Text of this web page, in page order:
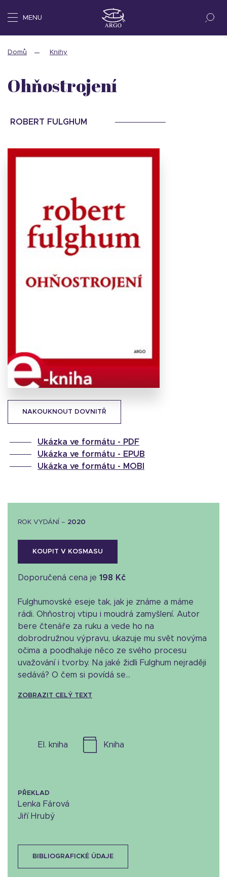
MENU
Domů Knihy
NAKOUKNOUT DOVNITŘ
Ukázka ve formátu - PDF
Ukázka ve formátu - EPUB
Ukázka ve formátu - MOBI
Ohňostrojení
ROBERT FULGHUM
ROK VYDÁNÍ – 2020
KOUPIT V KOSMASU
Doporučená cena je 198 Kč
Fulghumovské eseje tak, jak je známe a máme
rádi. Ohňostroj vtipu i moudrá zamyšlení. Autor
bere čtenáře za ruku a vede ho na
dobrodružnou výpravu, ukazuje mu svět novýma
očima a poodhaluje něco ze svého procesu
uvažování i tvorby. Na jaké židli Fulghum nejraději
sedává? O čem si povídá se...
ZOBRAZIT CELÝ TEXT
el. kniha kniha
PŘEKLAD
Lenka Fárová
Jiří Hrubý
BIBLIOGRAFICKÉ ÚDAJE